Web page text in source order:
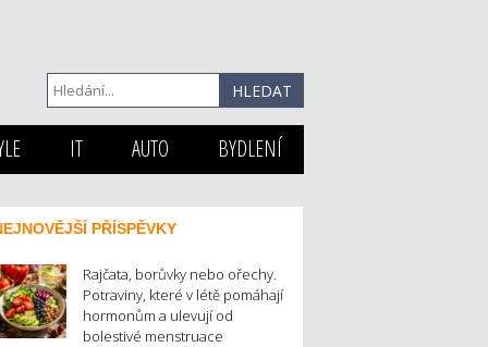
IT AUTO BYDLENÍ
PŘÍSPĚVKY
Rajčata, borůvky nebo ořechy.
Potraviny, které v létě pomáhají
hormonům a ulevují od
bolestivé menstruace